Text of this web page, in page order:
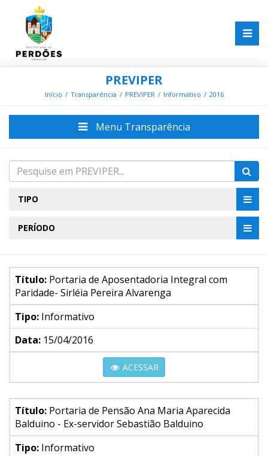
PREVIPER
Início Transparência PREVIPER Informativo 2016
Menu Transparência
TIPO
PERÍODO
Título: Portaria de Aposentadoria Integral com
Paridade- Sirléia Pereira Alvarenga
Tipo: Informativo
Data: 15/04/2016
ACESSAR
Título: Portaria de Pensão Ana Maria Aparecida
Balduino - Ex-servidor Sebastião Balduino
Tipo: Informativo